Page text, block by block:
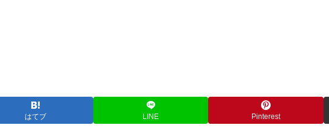
はてブ LINE Pinterest